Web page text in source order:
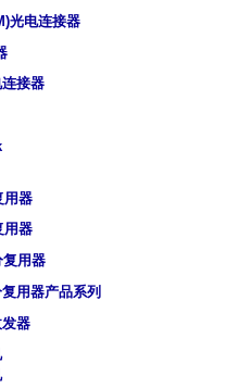
光电连接器
接器
用器
用器
用器
用器产品系列
器